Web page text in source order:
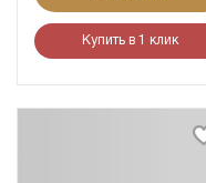
Купить в 1 клик